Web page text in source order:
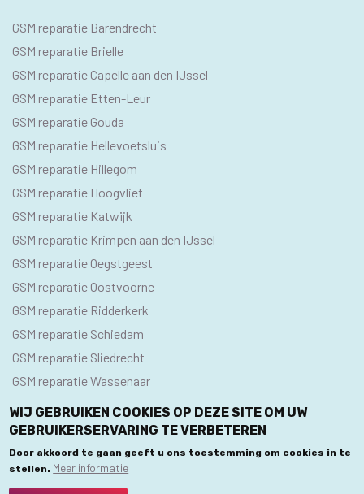
SEO
GSM
GSM reparatie Barendrecht
GSM reparatie Brielle
GSM reparatie Capelle aan den IJssel
GSM reparatie Etten-Leur
GSM reparatie Gouda
GSM reparatie Hellevoetsluis
GSM reparatie Hillegom
GSM reparatie Hoogvliet
GSM reparatie Katwijk
GSM reparatie Krimpen aan den IJssel
GSM reparatie Oegstgeest
GSM reparatie Oostvoorne
GSM reparatie Ridderkerk
GSM reparatie Schiedam
GSM reparatie Sliedrecht
GSM reparatie Wassenaar
© 2020 GSM Reparatie Centra. Alle rechten voorbehouden.
Privacybeleid
WIJ GEBRUIKEN COOKIES OP DEZE SITE OM UW
GEBRUIKERSERVARING TE VERBETEREN
Door akkoord te gaan geeft u ons toestemming om cookies in te
stellen. Meer informatie